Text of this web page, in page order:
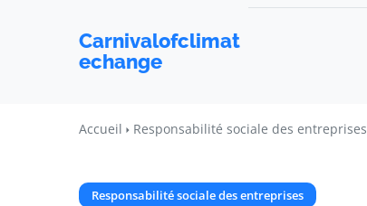
Carnivalofclimat
echange
Accueil Responsabilité sociale des entreprises
Responsabilité sociale des entreprises